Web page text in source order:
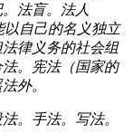
法盲。法人
以自己的名义独立
律义务的社会组
。宪法（国家的
外。
。手法。写法。